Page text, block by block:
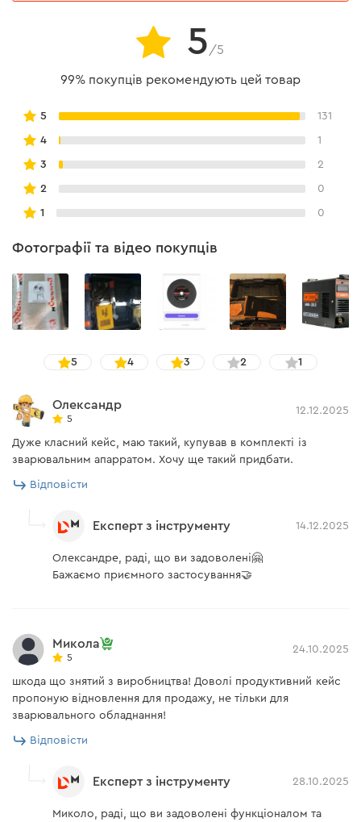
5 /5
99% покупців рекомендують цей товар
5 131
4 1
3 2
2 0
1 0
Фотографії та відео покупців
5 4 3 2 1
Олександр
5
12.12.2025
Дуже класний кейс, маю такий, купував в комплекті із
зварювальним апарратом. Хочу ще такий придбати.
Відповісти
Експерт з інструменту 14.12.2025
Олександре, раді, що ви задоволені🤗
Бажаємо приємного застосування🤝
Микола
5
24.10.2025
шкода що знятий з виробництва! Доволі продуктивний кейс
пропоную відновлення для продажу, не тільки для
зварювального обладнання!
Відповісти
Експерт з інструменту 28.10.2025
Миколо, раді, що ви задоволені функціоналом та